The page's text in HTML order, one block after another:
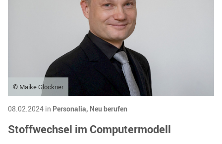
© Maike Glöckner
08.02.2024 in Personalia, Neu berufen
Stoffwechsel im Computermodell